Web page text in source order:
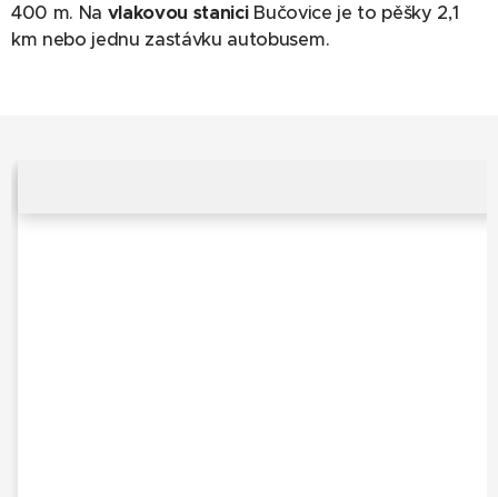
400 m. Na vlakovou staniciBučovice je to pěšky 2,1
km nebo jednu zastávku autobusem.